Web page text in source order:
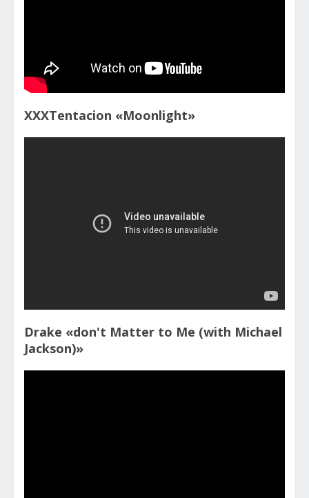
XXXTentacion «Moonlight»
Drake «don't Matter to Me (with Michael
Jackson)»